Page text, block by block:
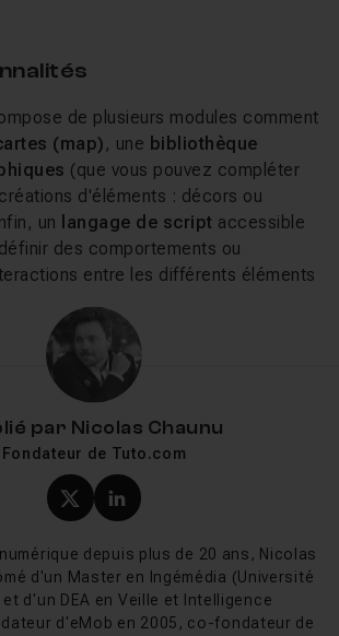
de plusieurs modules comment
(map) , une bibliothèque
(que vous pouvez compléter
d'éléments : décors ou
un
langage de script accessible
des comportements ou
entre les différents éléments
RPG Makersont proposées à des
à 70$ environ (chacune des versions
gratuit).
Lite (gratuit)
Maker sur Tuto.com
par Nicolas Chaunu
Fondateur de Tuto.com
Profil X (twitter) de
Profil LinkedIn de
depuis plus de 20 ans, Nicolas
d'un Master en Ingémédia (Université
d'un DEA en Veille et Intelligence
d'eMob en 2005, co-fondateur de